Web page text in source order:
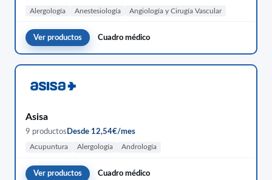
Alergología Anestesiología Angiología y Cirugía Vascular
Ver productos Cuadro médico
Asisa
9 productos Desde 12,54€/mes
Acupuntura Alergología Andrología
Ver productos Cuadro médico